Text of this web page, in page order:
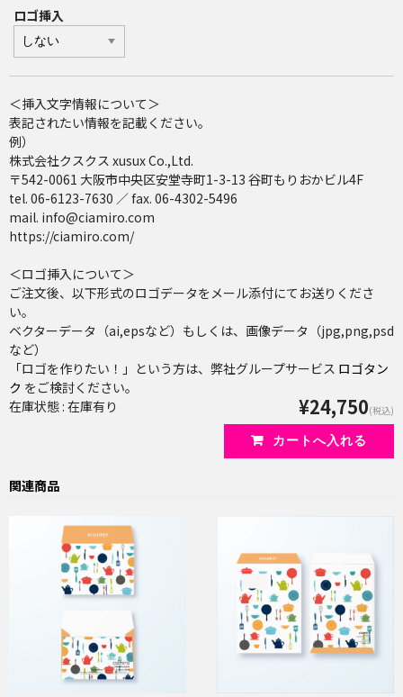
ロゴ挿入
＜挿入文字情報について＞
表記されたい情報を記載ください。
例）
株式会社クスクス xusux Co.,Ltd.
〒542-0061 大阪市中央区安堂寺町1-3-13 谷町もりおかビル4F
tel. 06-6123-7630 ／ fax. 06-4302-5496
mail. info@ciamiro.com
https://ciamiro.com/
＜ロゴ挿入について＞
ご注文後、以下形式のロゴデータをメール添付にてお送りくださ
い。
ベクターデータ（ai,epsなど）もしくは、画像データ（jpg,png,psd
など）
「ロゴを作りたい！」という方は、弊社グループサービス ロゴタン
ク をご検討ください。
在庫状態 : 在庫有り
¥24,750(税込)
関連商品